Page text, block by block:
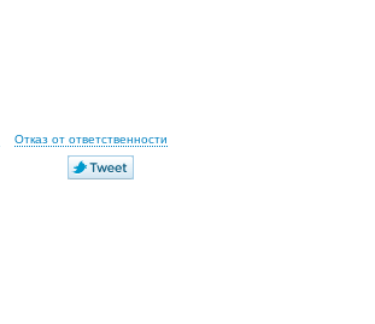
Отказ от ответственности